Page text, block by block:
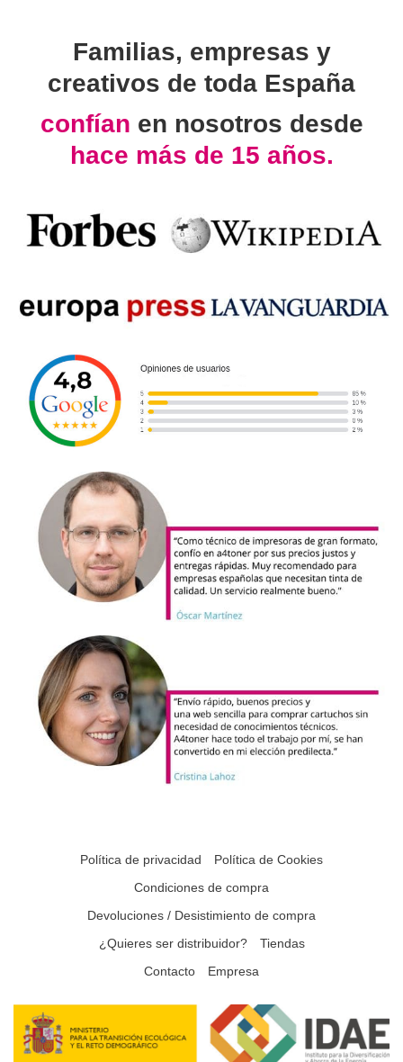
Familias, empresas y
creativos de toda España
confían en nosotros desde
hace más de 15 años.
Política de privacidad
Política de Cookies
Condiciones de compra
Devoluciones / Desistimiento de compra
¿Quieres ser distribuidor?
Tiendas
Contacto
Empresa